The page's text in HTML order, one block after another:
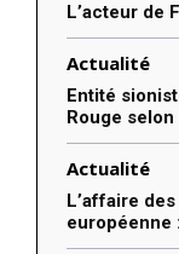
L’acteur de
Actualité
Entité
Rouge
Actualité
L’affaire
européenne